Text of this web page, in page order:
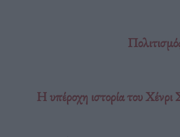
H υπέροχη ιστορία του